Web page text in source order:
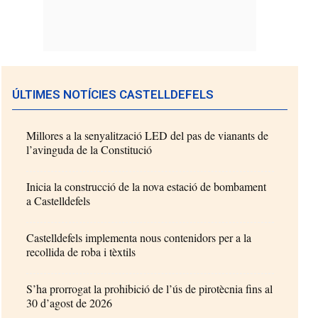
ÚLTIMES NOTÍCIES CASTELLDEFELS
Millores a la senyalització LED del pas de vianants de
l’avinguda de la Constitució
Inicia la construcció de la nova estació de bombament
a Castelldefels
Castelldefels implementa nous contenidors per a la
recollida de roba i tèxtils
S’ha prorrogat la prohibició de l’ús de pirotècnia fins al
30 d’agost de 2026